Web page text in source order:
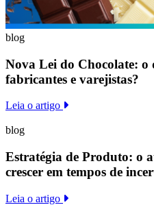
blog
Nova Lei do Chocolate: o
fabricantes e varejistas?
Leia o artigo
blog
Estratégia de Produto: o
crescer em tempos de
Leia o artigo